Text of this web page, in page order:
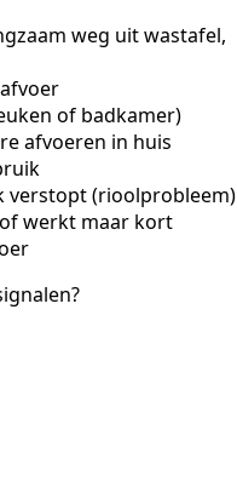
weg uit wastafel,
of badkamer)
afvoeren in huis
verstopt (rioolprobleem)
werkt maar kort